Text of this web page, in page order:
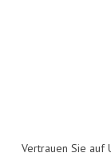
Vertrauen Sie auf